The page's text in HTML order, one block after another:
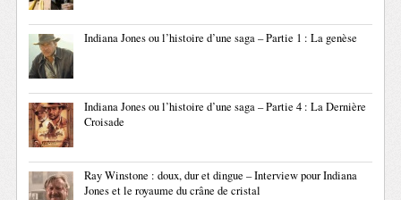
Indiana Jones ou l’histoire d’une saga – Partie 1 : La genèse
Indiana Jones ou l’histoire d’une saga – Partie 4 : La Dernière
Croisade
Ray Winstone : doux, dur et dingue – Interview pour Indiana
Jones et le royaume du crâne de cristal